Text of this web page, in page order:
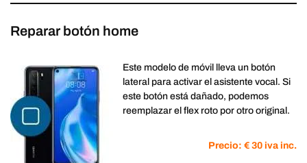
Reparar botón home
Este modelo de móvil lleva un botón
lateral para activar el asistente vocal. Si
este botón está dañado, podemos
reemplazar el flex roto por otro original.
Precio: € 30 iva inc.